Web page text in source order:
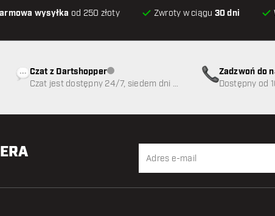
wysyłka od 250 złoty Zwroty w ciągu 30 dni
Czat z DartshopperObsługa klienta niedostępna
Czat jest dostępny 24/7, siedem dni w
Zadzwoń do
89
Dostępny od